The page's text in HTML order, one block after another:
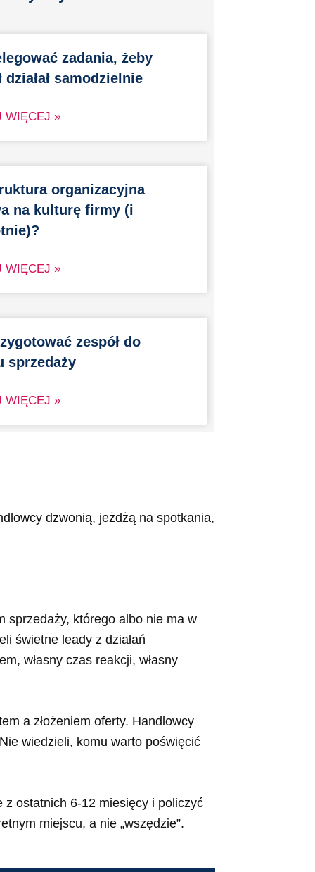
zadania, żeby
działał samodzielnie
WIĘCEJ »
organizacyjna
na kulturę firmy (i
WIĘCEJ »
zespół do
sprzedaży
WIĘCEJ »
dzwonią, jeżdżą na spotkania,
sprzedaży, którego albo nie ma w
świetne leady z działań
własny czas reakcji, własny
a złożeniem oferty. Handlowcy
wiedzieli, komu warto poświęcić
z ostatnich 6-12 miesięcy i policzyć
miejscu, a nie „wszędzie”.